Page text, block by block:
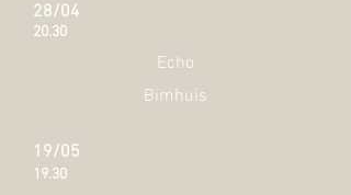
28/04
20.30
Echo
Bimhuis
19/05
19.30